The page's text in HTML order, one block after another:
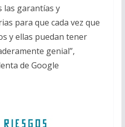
las garantías y
para que cada vez que
y ellas puedan tener
genial”,
de Google